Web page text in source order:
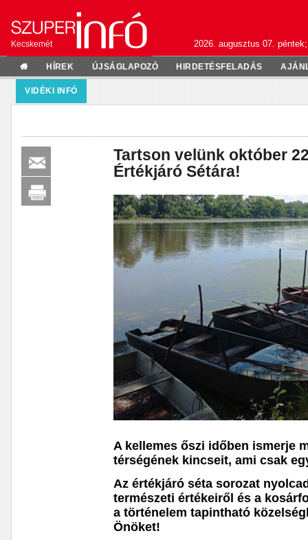
Kecskemét 2026. augusztus 07.
HÍREK ÚJSÁGLAPOZÓ HIRDETÉSFELADÁS
VIDÉKI INFÓ
Tartson velünk október
Értékjáró Sétára!
A kellemes őszi időben ismerje
térségének kincseit, ami csak
Az értékjáró séta sorozat
természeti értékeiről és a
a történelem tapintható
Önöket!